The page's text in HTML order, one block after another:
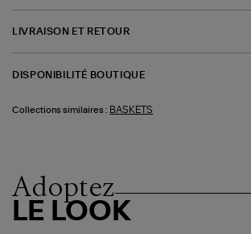
LIVRAISON ET RETOUR
DISPONIBILITÉ BOUTIQUE
Collections similaires : BASKETS
Adoptez
LE LOOK